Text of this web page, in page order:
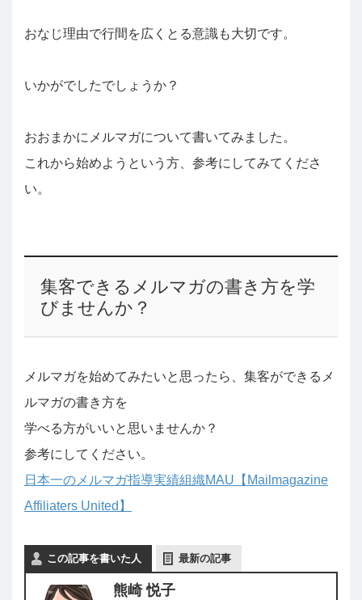
おなじ理由で行間を広くとる意識も大切です。
いかがでしたでしょうか？
おおまかにメルマガについて書いてみました。
これから始めようという方、参考にしてみてくださ
い。
集客できるメルマガの書き方を学
びませんか？
メルマガを始めてみたいと思ったら、集客ができるメ
ルマガの書き方を
学べる方がいいと思いませんか？
参考にしてください。
日本一のメルマガ指導実績組織MAU【Mailmagazine
Affiliaters United】
この記事を書いた人 最新の記事
熊崎 悦子